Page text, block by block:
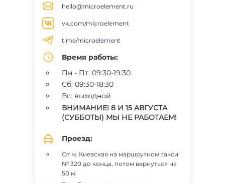
hello@microelement.ru
vk.com/microelement
t.me/microelement
Время работы:
Пн - Пт: 09:30-19:30
Сб: 09:30-18:30
Вс: выходной
ВНИМАНИЕ! 8 И 15 АВГУСТА
(СУББОТЫ) МЫ НЕ РАБОТАЕМ!
Проезд:
От м. Киевская на маршрутном такси
№ 320 до конца, потом вернуться на
50 м.